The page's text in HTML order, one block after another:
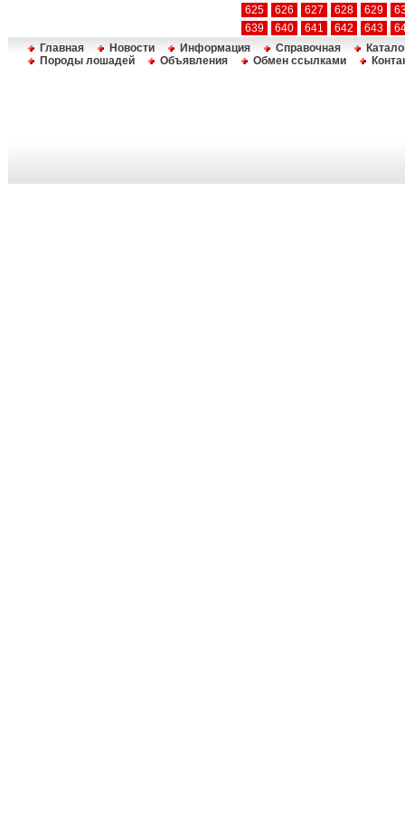
625 626 627 628 629
639
640 641 642 643
Главная
Новости Информация Справочная
Породы лошадей
Объявления Обмен ссылками